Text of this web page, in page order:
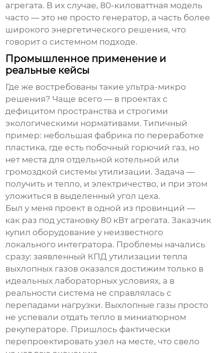
агрегата. В их случае, 80-киловаттная модель
часто — это не просто генератор, а часть более
широкого энергетического решения, что
говорит о системном подходе.
Промышленное применение и
реальные кейсы
Где же востребованы такиеультра-микро
решения? Чаще всего — в проектах с
дефицитом пространства и строгими
экологическими нормативами. Типичный
пример: небольшая фабрика по переработке
пластика, где есть побочный горючий газ, но
нет места для отдельной котельной или
громоздкой системы утилизации. Задача —
получить и тепло, и электричество, и при этом
уложиться в выделенный угол цеха.
Был у меня проект в одной из провинций —
как раз под установку 80 кВт агрегата. Заказчик
купил оборудование у неизвестного
локального интегратора. Проблемы начались
сразу: заявленный КПД утилизации тепла
выхлопных газов оказался достижим только в
идеальных лабораторных условиях, а в
реальности система не справлялась с
перепадами нагрузки. Выхлопные газы просто
не успевали отдать тепло в миниатюрном
рекуператоре. Пришлось фактически
перепроектировать узел на месте, что свело